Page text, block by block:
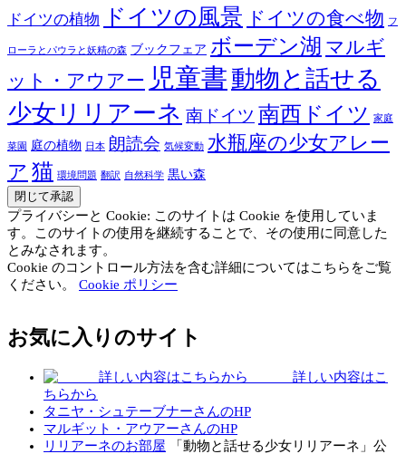
ドイツの植物 ドイツの風景 ドイツの食べ物 フ
ローラとパウラと妖精の森 ブックフェア ボーデン湖 マルギ
ット・アウアー 児童書 動物と話せる
少女リリアーネ 南ドイツ 南西ドイツ 家庭
菜園 庭の植物 日本 朗読会 気候変動 水瓶座の少女アレー
ア 猫 環境問題 翻訳 自然科学 黒い森
プライバシーと Cookie: このサイトは Cookie を使用していま
す。このサイトの使用を継続することで、その使用に同意した
とみなされます。
Cookie のコントロール方法を含む詳細についてはこちらをご覧
ください。 Cookie ポリシー
お気に入りのサイト
詳しい内容はこ
ちらから
タニヤ・シュテーブナーさんのHP
マルギット・アウアーさんのHP
リリアーネのお部屋 「動物と話せる少女リリアーネ」公